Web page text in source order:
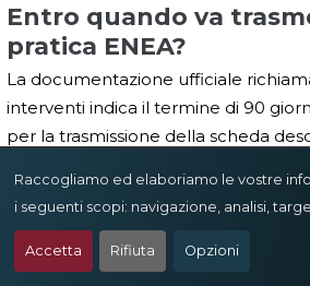
Raccogliamo ed elaboriamo le vostre
i seguenti scopi: navigazione, analisi,
Accetta Rifiuta Opzioni
Entro quando va
pratica ENEA?
La documentazione ufficiale
interventi indica il termine di 90
per la trasmissione della scheda
Il bonus va scelto in
più alta?
Non dovrebbe essere il primo